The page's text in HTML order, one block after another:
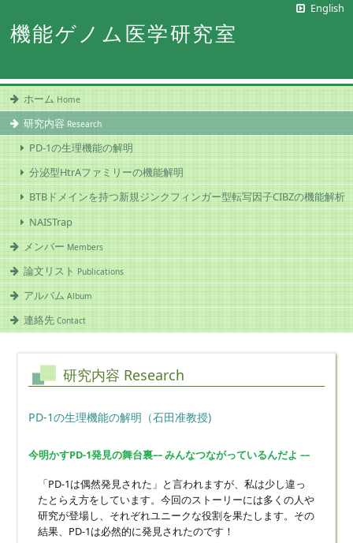
English
機能ゲノム医学研究室
ホーム Home
研究内容 Research
PD-1の生理機能の解明
分泌型HtrAファミリーの機能解明
BTBドメインを持つ新規ジンクフィンガー型転写因子CIBZの機能解析
NAISTrap
メンバー Members
論文リスト Publications
アルバムAlbum
連絡先Contact
研究内容 Research
PD-1の生理機能の解明（石田准教授)
今明かすPD-1発見の舞台裏–– みんなつながっているんだよ ––
「PD-1は偶然発見された」と言われますが、私は少し違っ
たとらえ方をしています。今回のストーリーには多くの人や
研究が登場し、それぞれユニークな役割を果たします。その
結果、PD-1は必然的に発見されたのです！